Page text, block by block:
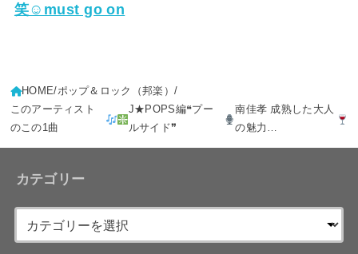
笑☺must go on
HOME ポップ＆ロック（邦楽）
このアーティスト
のこの1曲
J★POPS編❝プー
ルサイド❞
南佳孝 成熟した大人
の魅力…
カテゴリー